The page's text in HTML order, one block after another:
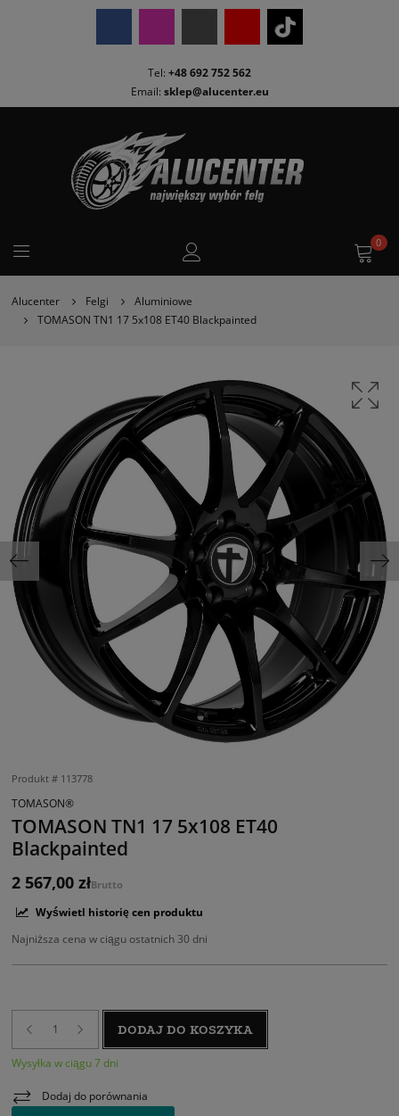
Tel: +48 692 752 562
Email: sklep@alucenter.eu
0
Alucenter Felgi
Aluminiowe
TOMASON TN1 17 5x108 ET40 Blackpainted
Produkt # 113778
TOMASON®
TOMASON TN1 17 5x108 ET40
Blackpainted
2 567,00 złBrutto
Wyświetl historię cen produktu
Najniższa cena w ciągu ostatnich 30 dni
DODAJ DO KOSZYKA
Wysyłka w ciągu 7 dni
Dodaj do porównania